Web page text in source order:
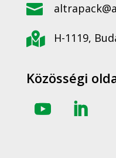

 H-1119,
Közösségi